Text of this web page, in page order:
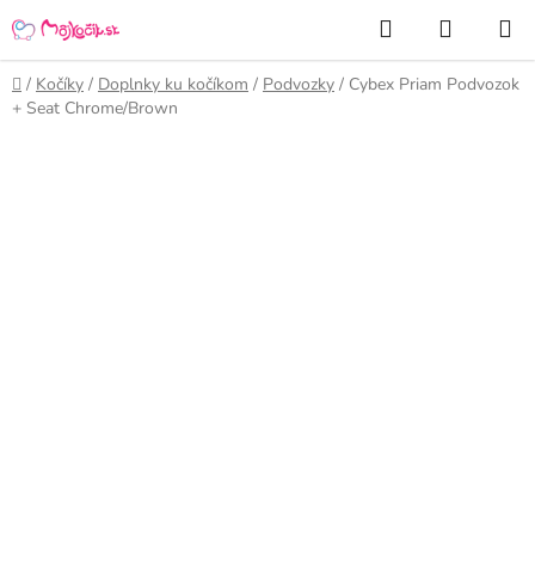
na
obsah
Hľadať
KOŠÍK
Domov
/ Kočíky / Doplnky ku kočíkom / Podvozky / Cybex Priam Podvozok
+ Seat Chrome/Brown